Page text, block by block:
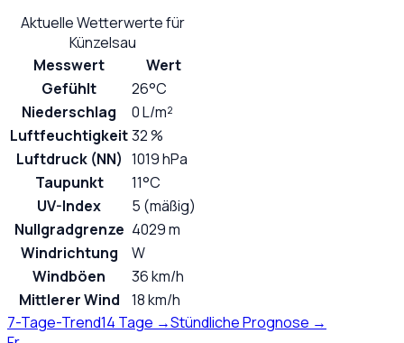
Aktuelle Wetterwerte für
Künzelsau
Messwert
Wert
Gefühlt
26°C
Niederschlag
0 L/m²
Luftfeuchtigkeit32 %
Luftdruck (NN) 1019 hPa
Taupunkt
11°C
UV-Index
5 (mäßig)
Nullgradgrenze 4029 m
Windrichtung
W
Windböen
36 km/h
Mittlerer Wind
18 km/h
7-Tage-Trend14 Tage →Stündliche Prognose →